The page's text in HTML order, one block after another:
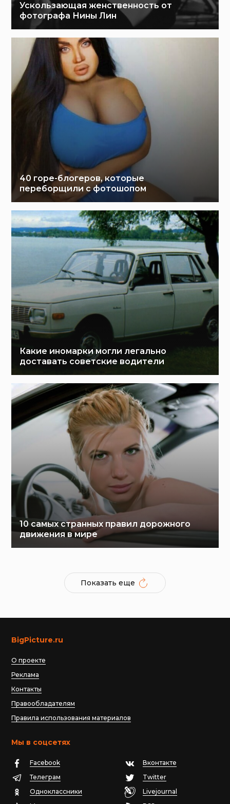
Ускользающая женственность от
фотографа Нины Лин
40 горе-блогеров, которые
переборщили с фотошопом
Какие иномарки могли легально
доставать советские водители
10 самых странных правил дорожного
движения в мире
Показать еще
BigPicture.ru
О проекте
Реклама
Контакты
Правообладателям
Правила использования материалов
Мы в соцсетях
Facebook
Вконтакте
Телеграм
Twitter
Одноклассники
Livejournal